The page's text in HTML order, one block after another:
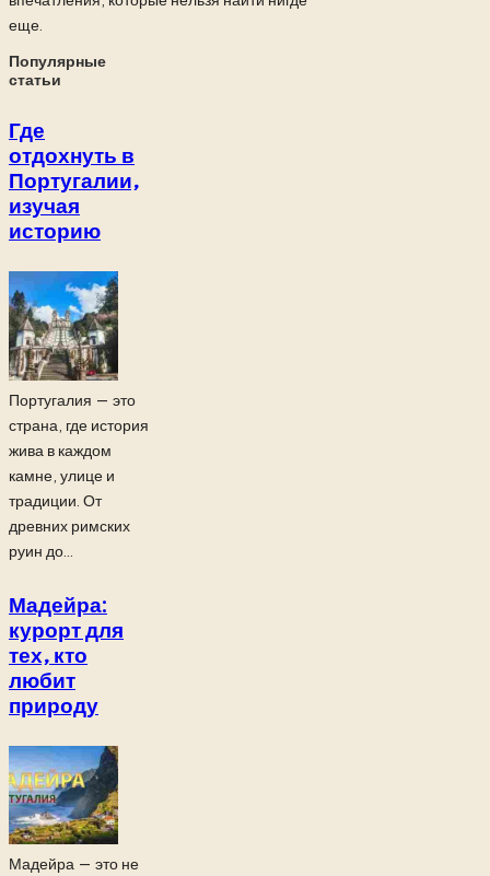
еще.
Популярные
статьи
Где
отдохнуть в
Португалии,
изучая
историю
Португалия — это
страна, где история
жива в каждом
камне, улице и
традиции. От
древних римских
руин до...
Мадейра:
курорт для
тех, кто
любит
природу
Мадейра — это не